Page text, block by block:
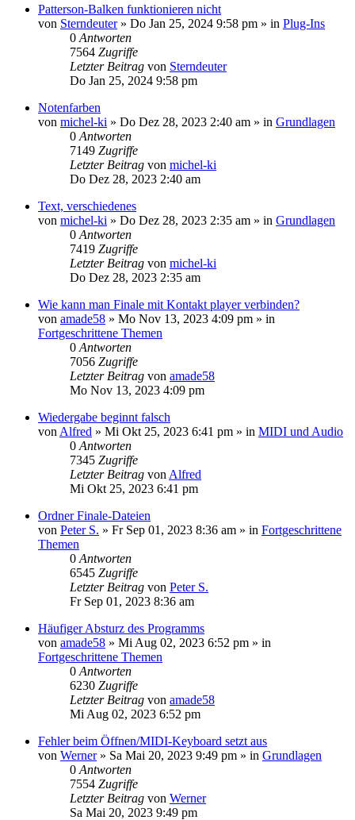
Patterson-Balken funktionieren nicht
von Sterndeuter» Do Jan 25, 2024 9:58 pm » in Plug-Ins
0 Antworten
7564 Zugriffe
Letzter Beitrag von Sterndeuter
Do Jan 25, 2024 9:58 pm
Notenfarben
von michel-ki » Do Dez 28, 2023 2:40 am » in Grundlagen
0 Antworten
7149 Zugriffe
Letzter Beitrag von michel-ki
Do Dez 28, 2023 2:40 am
Text, verschiedenes
von michel-ki » Do Dez 28, 2023 2:35 am » in Grundlagen
0 Antworten
7419 Zugriffe
Letzter Beitrag von michel-ki
Do Dez 28, 2023 2:35 am
Wie kann man Finale mit Kontakt player verbinden?
von amade58 » Mo Nov 13, 2023 4:09 pm » in
Fortgeschrittene Themen
0 Antworten
7056 Zugriffe
Letzter Beitrag von amade58
Mo Nov 13, 2023 4:09 pm
Wiedergabe beginnt falsch
von Alfred » Mi Okt 25, 2023 6:41 pm » in MIDI und Audio
0 Antworten
7345 Zugriffe
Letzter Beitrag von Alfred
Mi Okt 25, 2023 6:41 pm
Ordner Finale-Dateien
von Peter S. » Fr Sep 01, 2023 8:36 am » in Fortgeschrittene
Themen
0 Antworten
6545 Zugriffe
Letzter Beitrag von Peter S.
Fr Sep 01, 2023 8:36 am
Häufiger Absturz des Programms
von amade58 » Mi Aug 02, 2023 6:52 pm » in
Fortgeschrittene Themen
0 Antworten
6230 Zugriffe
Letzter Beitrag von amade58
Mi Aug 02, 2023 6:52 pm
Fehler beim Öffnen/MIDI-Keyboard setzt aus
von Werner» Sa Mai 20, 2023 9:49 pm » in Grundlagen
0 Antworten
7554 Zugriffe
Letzter Beitrag von Werner
Sa Mai 20, 2023 9:49 pm